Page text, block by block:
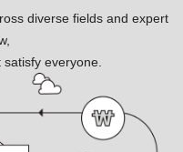
diverse fields and expert
everyone.